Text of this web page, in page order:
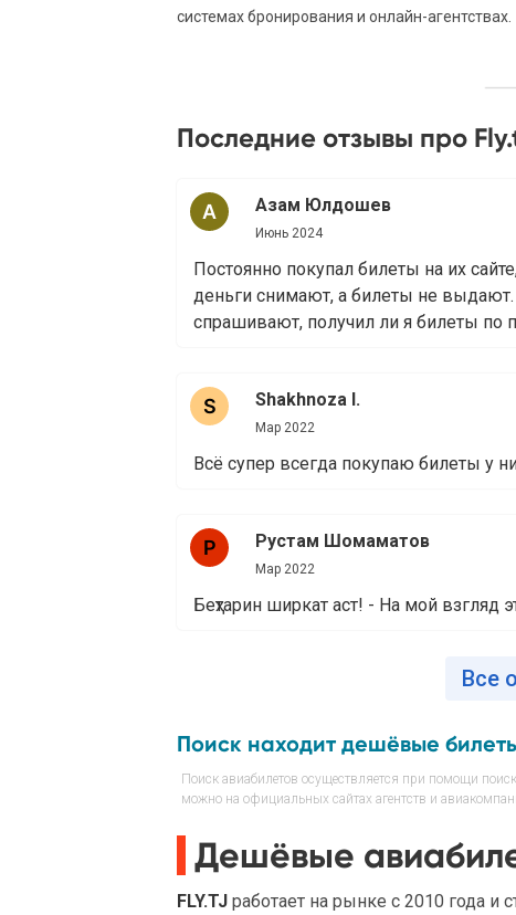
системах бронирования и онлайн-агентствах.
Последние отзывы про
Азам Юлдошев
Июнь 2024
Постоянно покупал билеты на их
деньги снимают, а билеты не выдают.
спрашивают, получил ли я билеты по
Shakhnoza I.
Мар 2022
Всё супер всегда покупаю билеты у
Рустам Шомаматов
Мар 2022
Беҳтарин ширкат аст! - На мой взгляд
Все
Поиск находит дешёвые
Поиск авиабилетов осуществляется при помощи
можно на официальных сайтах агентств и
Дешёвые
FLY.TJ работает на рынке с 2010 года и